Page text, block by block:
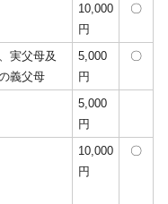
10,000
円
〇
実父母及
義父母
5,000
円
〇
5,000
円
10,000
円
〇